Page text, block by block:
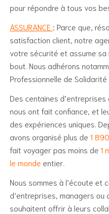
pour répondre à tous vos
ASSURANCE : Parce que,
satisfaction client, notre
votre sécurité et assume
bout. Nous adhérons
Professionnelle de Solidarité
Des centaines
nous ont fait confiance, et
des expériences uniques.
avons organisé plus de 1
fait voyager pas moins de 1
le monde entier.
Nous sommes à l’écoute et
d’entreprises, managers ou
souhaitent offrir à leurs